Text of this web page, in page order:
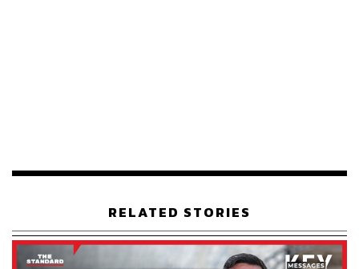
จำนวน
นอกจากนี้ยังระบุถึงข้อกำหนดในการจองวัคซีนทางเลือกเข็ม
กระตุ้นภูมิคุ้มกันสำหรับองค์กรนิติบุคคลว่า
RELATED STORIES